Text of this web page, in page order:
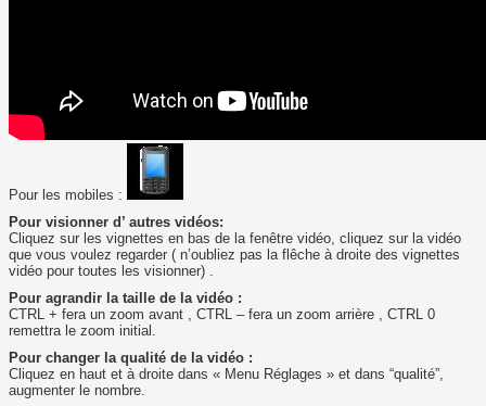
Pour les mobiles :
Pour visionner d’ autres vidéos:
Cliquez sur les vignettes en bas de la fenêtre vidéo, cliquez sur la vidéo
que vous voulez regarder ( n’oubliez pas la flêche à droite des vignettes
vidéo pour toutes les visionner) .
Pour agrandir la taille de la vidéo :
CTRL + fera un zoom avant , CTRL – fera un zoom arrière , CTRL 0
remettra le zoom initial.
Pour changer la qualité de la vidéo :
Cliquez en haut et à droite dans « Menu Réglages » et dans “qualité”,
augmenter le nombre.